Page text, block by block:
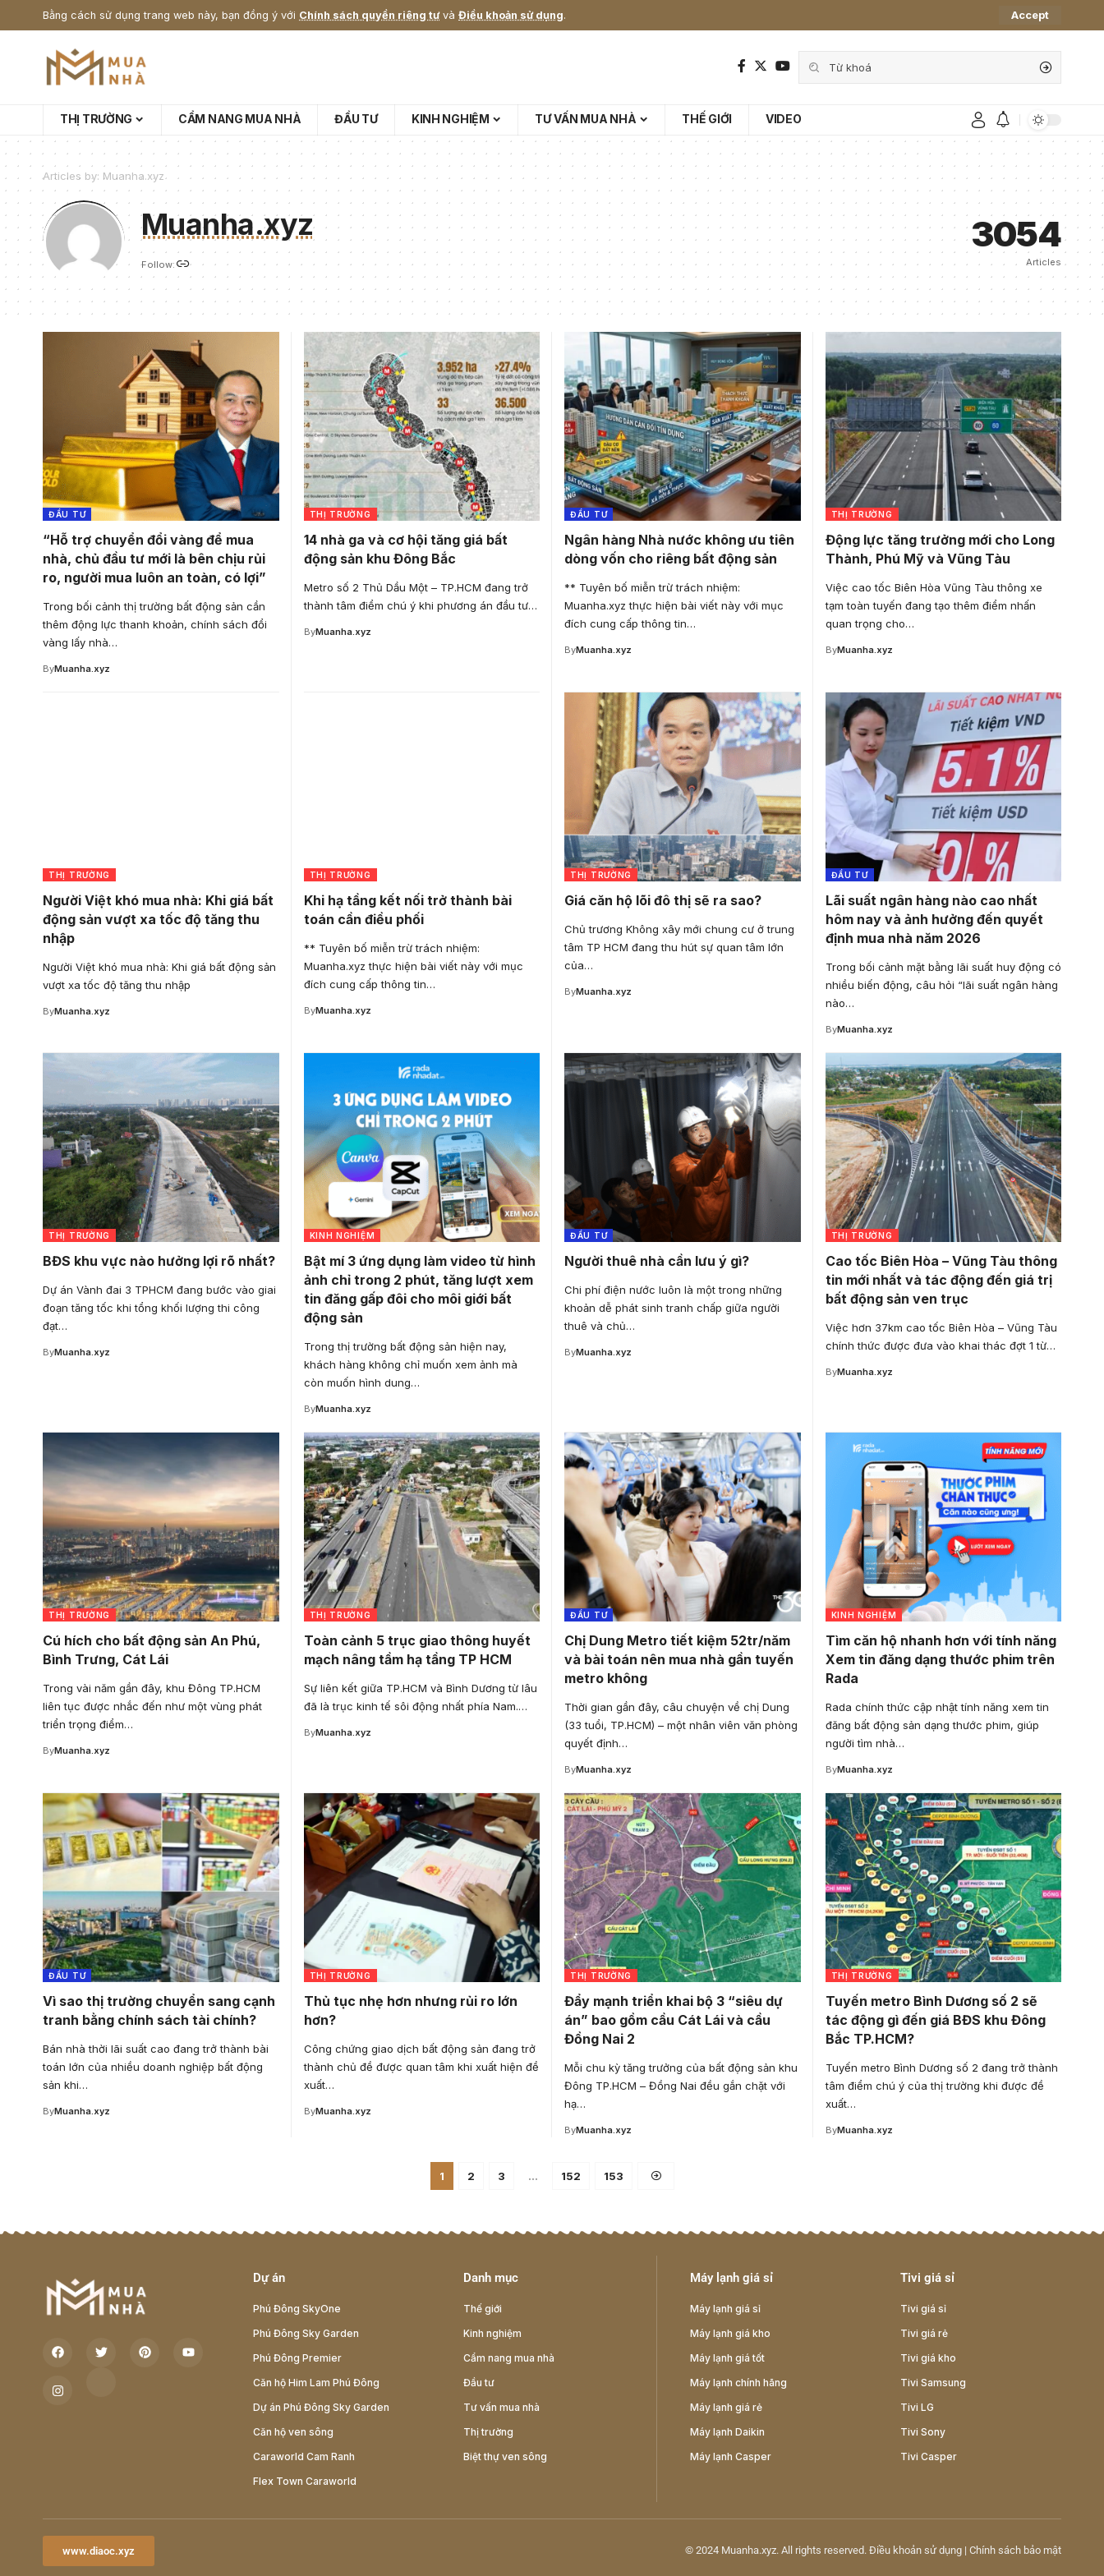
Bằng cách sử dụng trang web này, bạn đồng ý với Chính sách quyền riêng tưvà Điều khoản sử dụng. Accept
THỊ TRƯỜNG CẨM NANG MUA NHÀ ĐẦU TƯ KINH NGHIỆM TƯ VẤN MUA NHÀ THẾ GIỚI VIDEO
Articles by: Muanha.xyz
Muanha.xyz
Follow:
3054
Articles
ĐẦU TƯ
“Hỗ trợ chuyển đổi vàng để mua
nhà, chủ đầu tư mới là bên chịu rủi
ro, người mua luôn an toàn, có lợi”
Trong bối cảnh thị trường bất động sản cần
thêm động lực thanh khoản, chính sách đổi
vàng lấy nhà…
ByMuanha.xyz
THỊ TRƯỜNG
14 nhà ga và cơ hội tăng giá bất
động sản khu Đông Bắc
Metro số 2 Thủ Dầu Một – TP.HCM đang trở
thành tâm điểm chú ý khi phương án đầu tư…
ByMuanha.xyz
ĐẦU TƯ
Ngân hàng Nhà nước không ưu tiên
dòng vốn cho riêng bất động sản
** Tuyên bố miễn trừ trách nhiệm:
Muanha.xyz thực hiện bài viết này với mục
đích cung cấp thông tin…
ByMuanha.xyz
THỊ TRƯỜNG
Động lực tăng trưởng mới cho Long
Thành, Phú Mỹ và Vũng Tàu
Việc cao tốc Biên Hòa Vũng Tàu thông xe
tạm toàn tuyến đang tạo thêm điểm nhấn
quan trọng cho…
ByMuanha.xyz
THỊ TRƯỜNG
Người Việt khó mua nhà: Khi giá bất
động sản vượt xa tốc độ tăng thu
nhập
Người Việt khó mua nhà: Khi giá bất động sản
vượt xa tốc độ tăng thu nhập
ByMuanha.xyz
THỊ TRƯỜNG
Khi hạ tầng kết nối trở thành bài
toán cần điều phối
** Tuyên bố miễn trừ trách nhiệm:
Muanha.xyz thực hiện bài viết này với mục
đích cung cấp thông tin…
ByMuanha.xyz
THỊ TRƯỜNG
Giá căn hộ lõi đô thị sẽ ra sao?
Chủ trương Không xây mới chung cư ở trung
tâm TP HCM đang thu hút sự quan tâm lớn
của…
ByMuanha.xyz
ĐẦU TƯ
Lãi suất ngân hàng nào cao nhất
hôm nay và ảnh hưởng đến quyết
định mua nhà năm 2026
Trong bối cảnh mặt bằng lãi suất huy động có
nhiều biến động, câu hỏi “lãi suất ngân hàng
nào…
ByMuanha.xyz
THỊ TRƯỜNG
BĐS khu vực nào hưởng lợi rõ nhất?
Dự án Vành đai 3 TPHCM đang bước vào giai
đoạn tăng tốc khi tổng khối lượng thi công
đạt…
ByMuanha.xyz
KINH NGHIỆM
Bật mí 3 ứng dụng làm video từ hình
ảnh chỉ trong 2 phút, tăng lượt xem
tin đăng gấp đôi cho môi giới bất
động sản
Trong thị trường bất động sản hiện nay,
khách hàng không chỉ muốn xem ảnh mà
còn muốn hình dung…
ByMuanha.xyz
ĐẦU TƯ
Người thuê nhà cần lưu ý gì?
Chi phí điện nước luôn là một trong những
khoản dễ phát sinh tranh chấp giữa người
thuê và chủ…
ByMuanha.xyz
THỊ TRƯỜNG
Cao tốc Biên Hòa – Vũng Tàu thông
tin mới nhất và tác động đến giá trị
bất động sản ven trục
Việc hơn 37km cao tốc Biên Hòa – Vũng Tàu
chính thức được đưa vào khai thác đợt 1 từ…
ByMuanha.xyz
THỊ TRƯỜNG
Cú hích cho bất động sản An Phú,
Bình Trưng, Cát Lái
Trong vài năm gần đây, khu Đông TP.HCM
liên tục được nhắc đến như một vùng phát
triển trọng điểm…
ByMuanha.xyz
THỊ TRƯỜNG
Toàn cảnh 5 trục giao thông huyết
mạch nâng tầm hạ tầng TP HCM
Sự liên kết giữa TP.HCM và Bình Dương từ lâu
đã là trục kinh tế sôi động nhất phía Nam.…
ByMuanha.xyz
ĐẦU TƯ
Chị Dung Metro tiết kiệm 52tr/năm
và bài toán nên mua nhà gần tuyến
metro không
Thời gian gần đây, câu chuyện về chị Dung
(33 tuổi, TP.HCM) – một nhân viên văn phòng
quyết định…
ByMuanha.xyz
KINH NGHIỆM
Tìm căn hộ nhanh hơn với tính năng
Xem tin đăng dạng thước phim trên
Rada
Rada chính thức cập nhật tính năng xem tin
đăng bất động sản dạng thước phim, giúp
người tìm nhà…
ByMuanha.xyz
ĐẦU TƯ
Vì sao thị trường chuyển sang cạnh
tranh bằng chính sách tài chính?
Bán nhà thời lãi suất cao đang trở thành bài
toán lớn của nhiều doanh nghiệp bất động
sản khi…
ByMuanha.xyz
THỊ TRƯỜNG
Thủ tục nhẹ hơn nhưng rủi ro lớn
hơn?
Công chứng giao dịch bất động sản đang trở
thành chủ đề được quan tâm khi xuất hiện đề
xuất…
ByMuanha.xyz
THỊ TRƯỜNG
Đẩy mạnh triển khai bộ 3 “siêu dự
án” bao gồm cầu Cát Lái và cầu
Đồng Nai 2
Mỗi chu kỳ tăng trưởng của bất động sản khu
Đông TP.HCM – Đồng Nai đều gắn chặt với
hạ…
ByMuanha.xyz
THỊ TRƯỜNG
Tuyến metro Bình Dương số 2 sẽ
tác động gì đến giá BĐS khu Đông
Bắc TP.HCM?
Tuyến metro Bình Dương số 2 đang trở thành
tâm điểm chú ý của thị trường khi được đề
xuất…
ByMuanha.xyz
1 2 3 … 152 153
Dự án
Phú Đông SkyOne
Phú Đông Sky Garden
Phú Đông Premier
Căn hộ Him Lam Phú Đông
Dự án Phú Đông Sky Garden
Căn hộ ven sông
Caraworld Cam Ranh
Flex Town Caraworld
Danh mục
Thế giới
Kinh nghiệm
Cẩm nang mua nhà
Đầu tư
Tư vấn mua nhà
Thị trường
Biệt thự ven sông
Máy lạnh giá sỉ
Máy lạnh giá sỉ
Máy lạnh giá kho
Máy lạnh giá tốt
Máy lạnh chính hãng
Máy lạnh giá rẻ
Máy lạnh Daikin
Máy lạnh Casper
Tivi giá sỉ
Tivi giá sỉ
Tivi giá rẻ
Tivi giá kho
Tivi Samsung
Tivi LG
Tivi Sony
Tivi Casper
www.diaoc.xyz © 2024 Muanha.xyz. All rights reserved. Điều khoản sử dụng | Chính sách bảo mật